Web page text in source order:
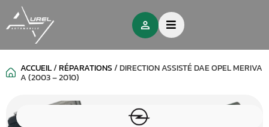
ACCUEIL/RÉPARATIONS/DIRECTION ASSISTÉ DAE OPEL MERIVA
A (2003 – 2010)